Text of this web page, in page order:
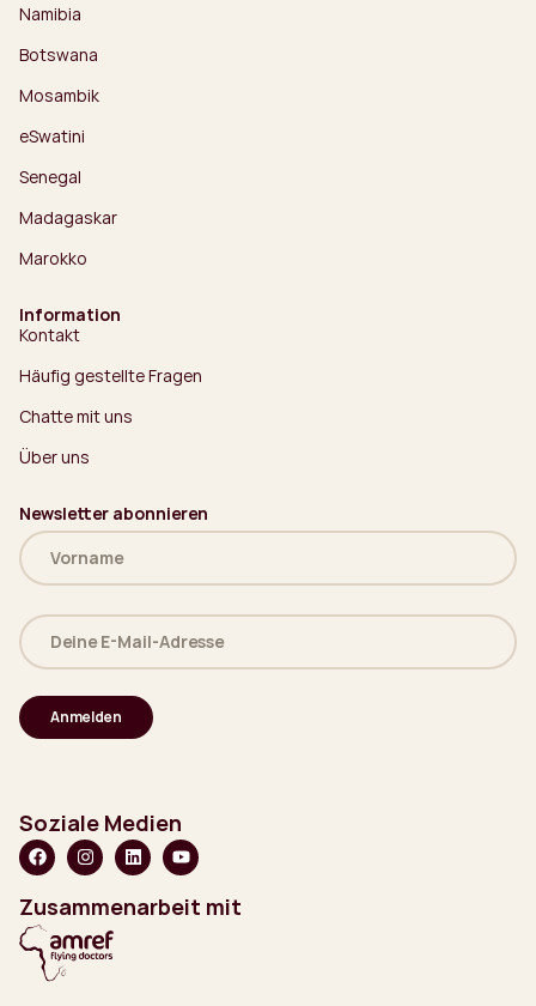
Namibia
Botswana
Mosambik
eSwatini
Senegal
Madagaskar
Marokko
Information
Kontakt
Häufig gestellte Fragen
Chatte mit uns
Über uns
Newsletter abonnieren
Name
(erforderlich)
Deine
E-
Mail-
(erforderlich)
Soziale Medien
Zusammenarbeit mit